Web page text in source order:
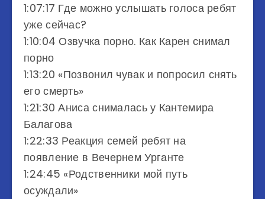
1:07:17​ Где можно услышать голоса ребят
уже сейчас?
1:10:04​ Озвучка порно. Как Карен снимал
порно
1:13:20​ «Позвонил чувак и попросил снять
его смерть»
1:21:30​ Аниса снималась у Кантемира
Балагова
1:22:33​ Реакция семей ребят на
появление в Вечернем Урганте
1:24:45​ «Родственники мой путь
осуждали»